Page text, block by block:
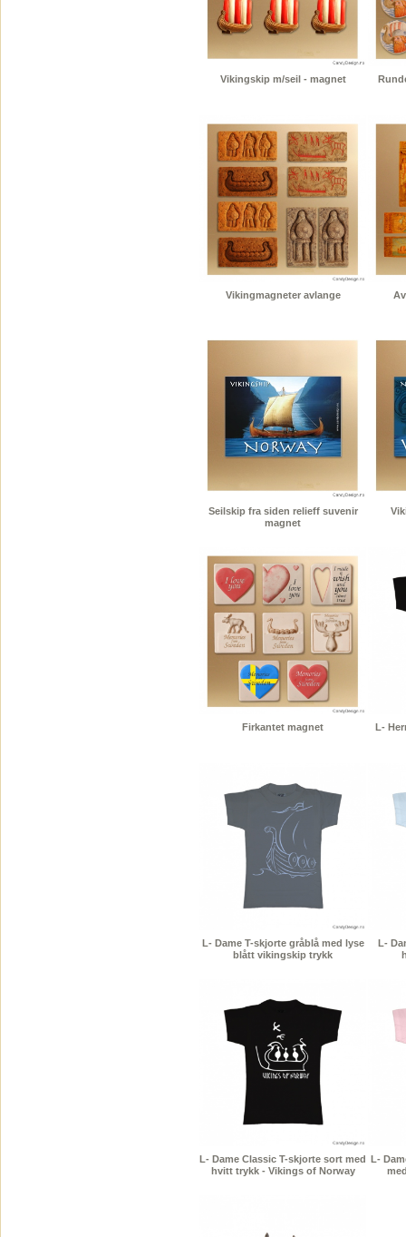
Vikingskip m/seil - magnet
Vikingmagneter avlange
Seilskip fra siden relieff suvenir
magnet
Firkantet magnet L-
L- Dame T-skjorte gråblå med lyse
blått vikingskip trykk
L-
L- Dame Classic T-skjorte sort med
hvitt trykk - Vikings of Norway
L-